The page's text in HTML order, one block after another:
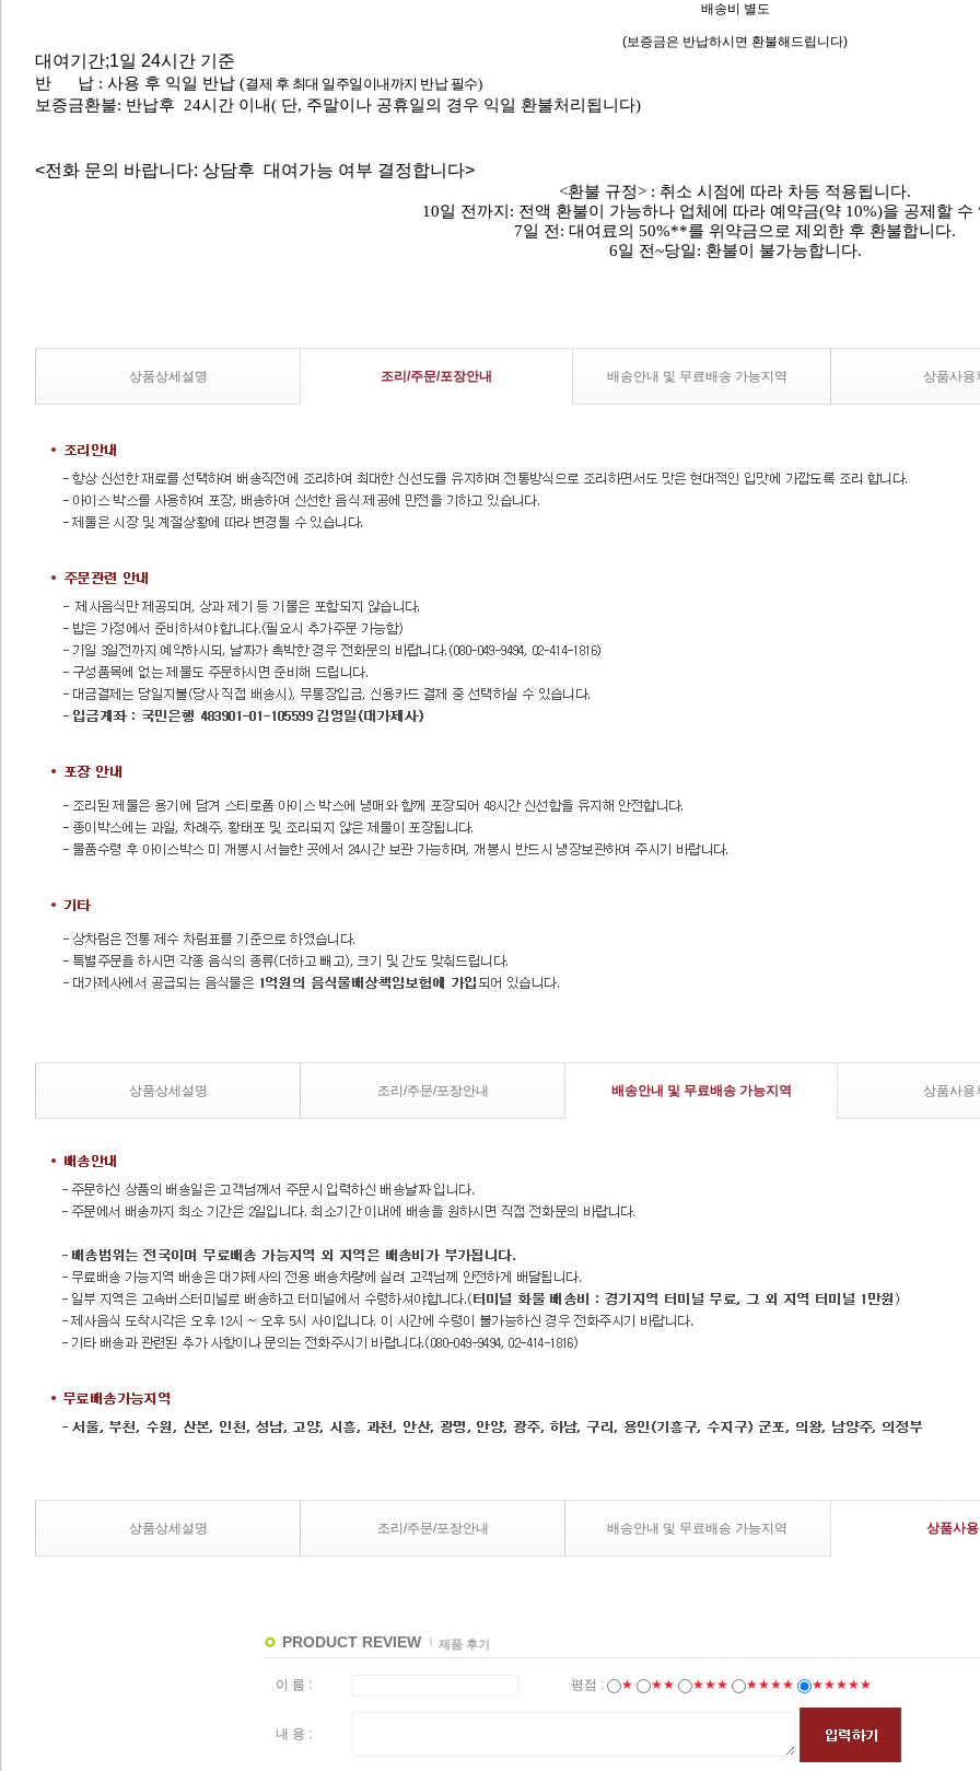
배송비 별도
(보증금은 반납하시면 환불해드립니다)
대여기간;1일 24시간 기준
반 납 : 사용 후 익일 반납 (결제 후 최대 일주일이내까지 반납 필수)
보증금환불: 반납후 24시간 이내( 단, 주말이나 공휴일의 경우 익일 환불처리됩니다).
<전화 문의 바랍니다: 상담후 대여가능 여부 결정합니다>
<환불 규정> : 취소 시점에 따라 차등 적용됩니다.
10일 전까지: 전액 환불이 가능하나 업체에 따라 예약금(약 10%)을 공제할 수
7일 전: 대여료의 50%**를 위약금으로 제외한 후 환불합니다.
6일 전~당일: 환불이 불가능합니다.
상품상세설명 조리/주문/포장안내 배송안내 및 무료배송 가능지역 상품사용
상품상세설명 조리/주문/포장안내 배송안내 및 무료배송 가능지역 상품사용
상품상세설명 조리/주문/포장안내 배송안내 및 무료배송 가능지역 상품사
PRODUCT REVIEW 제품 후기
이 름 : 평점 : ★ ★★ ★★★ ★★★★ ★★★★★
내 용 :